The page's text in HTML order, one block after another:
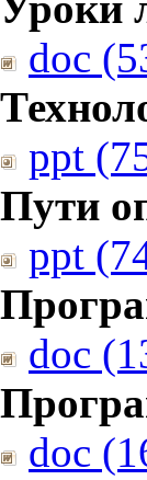
doc
ppt
Пути
ppt
doc
doc